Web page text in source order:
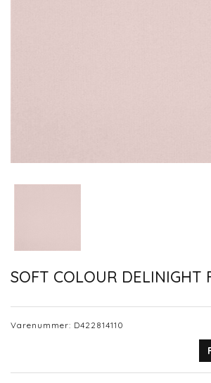
SOFT COLOUR DELINIGHT
Varenummer: D422814110